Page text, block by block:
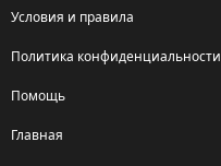
Условия и правила
Политика конфиденциальности
Помощь
Главная